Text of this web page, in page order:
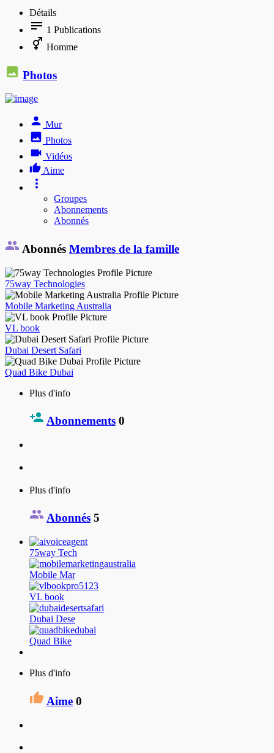
Détails
1 Publications
Homme
Photos
Mur
Photos
Vidéos
Aime
Groupes
Abonnements
Abonnés
Abonnés Membres de la famille
75way Technologies
Mobile Marketing Australia
VL book
Dubai Desert Safari
Quad Bike Dubai
Plus d'info
Abonnements 0
Plus d'info
Abonnés 5
75way Tech
Mobile Mar
VL book
Dubai Dese
Quad Bike
Plus d'info
Aime 0